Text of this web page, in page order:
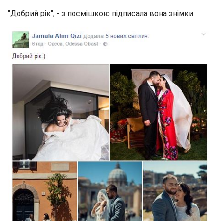
"Добрий рік", - з посмішкою підписала вона знімки.